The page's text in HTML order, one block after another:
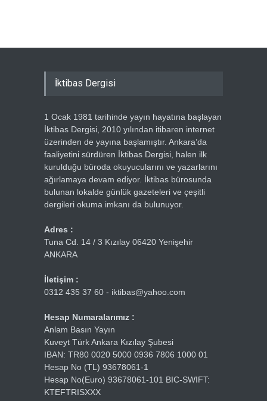
İktibas Dergisi
1 Ocak 1981 tarihinde yayın hayatına başlayan
İktibas Dergisi, 2010 yılından itibaren internet
üzerinden de yayına başlamıştır. Ankara’da
faaliyetini sürdüren İktibas Dergisi, halen ilk
kurulduğu büroda okuyucularını ve yazarlarını
ağırlamaya devam ediyor. İktibas bürosunda
bulunan lokalde günlük gazeteleri ve çeşitli
dergileri okuma imkanı da bulunuyor.
Adres :
Tuna Cd. 14 / 3 Kızılay 06420 Yenişehir
ANKARA
İletişim :
0312 435 37 60 - iktibas@yahoo.com
Hesap Numaralarımız :
Anlam Basın Yayın
Kuveyt Türk Ankara Kızılay Şubesi
IBAN: TR80 0020 5000 0936 7806 1000 01
Hesap No (TL) 93678061-1
Hesap No(Euro) 93678061-101 BIC-SWIFT:
KTEFTRISXXX